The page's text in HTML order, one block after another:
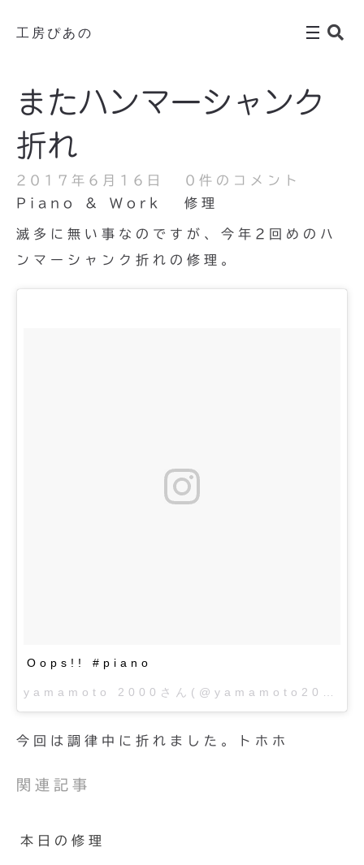
工房ぴあの
またハンマーシャンク
折れ
2017年6月16日
0件のコメント
Piano & Work
修理
滅多に無い事なのですが、今年2回めのハ
ンマーシャンク折れの修理。
Oops!! #piano
今回は調律中に折れました。トホホ
関連記事
本日の修理